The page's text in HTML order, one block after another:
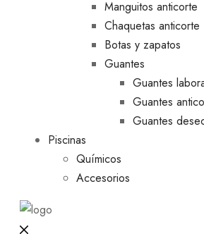
Manguitos anticorte
Chaquetas anticorte
Botas y zapatos
Guantes
Guantes
Guantes
Guantes
Piscinas
Químicos
Accesorios